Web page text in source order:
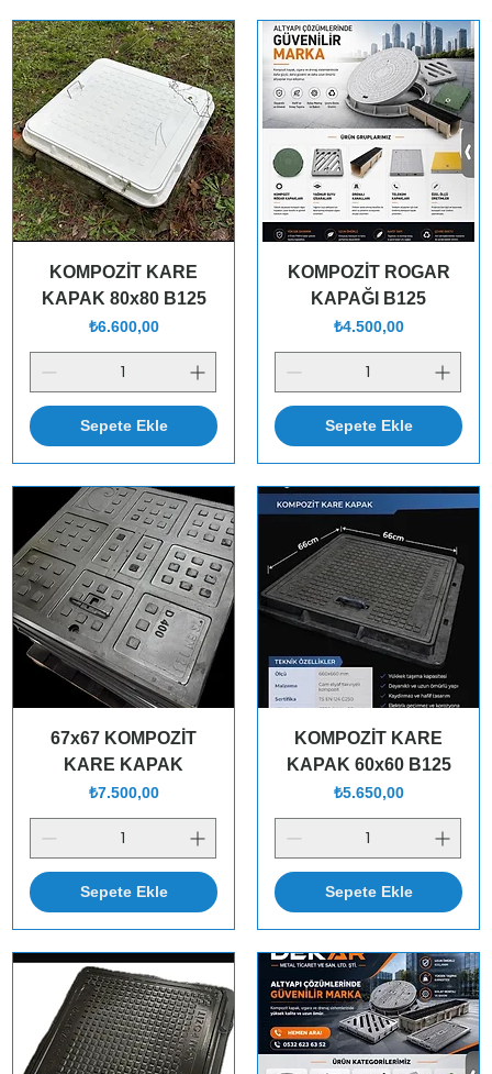
KOMPOZİT KARE
KAPAK 80x80 B125
Fiyat
₺6.600,00
Sepete Ekle
KOMPOZİT ROGAR
KAPAĞI B125
Fiyat
₺4.500,00
Sepete Ekle
67x67 KOMPOZİT
KARE KAPAK
Fiyat
₺7.500,00
Sepete Ekle
KOMPOZİT KARE
KAPAK 60x60 B125
Fiyat
₺5.650,00
Sepete Ekle